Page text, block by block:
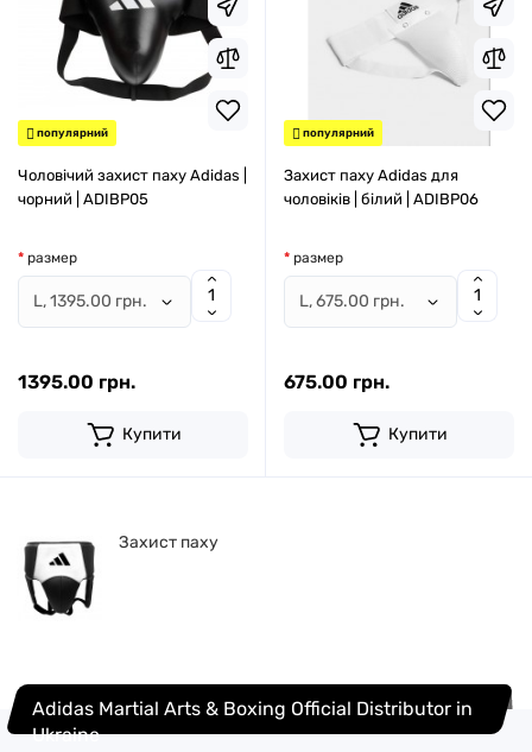
популярний
Чоловічий захист паху Adidas |
чорний | ADIBP05
размер
1395.00 грн.
Купити
популярний
Захист паху Adidas для
чоловіків | білий | ADIBP06
размер
675.00 грн.
Купити
Захист паху
Adidas Martial Arts & Boxing Official Distributor in
Ukraine